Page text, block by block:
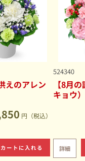
えのアレン
円（税込）
カートに入れる
524340
【8月
キョウ
詳細